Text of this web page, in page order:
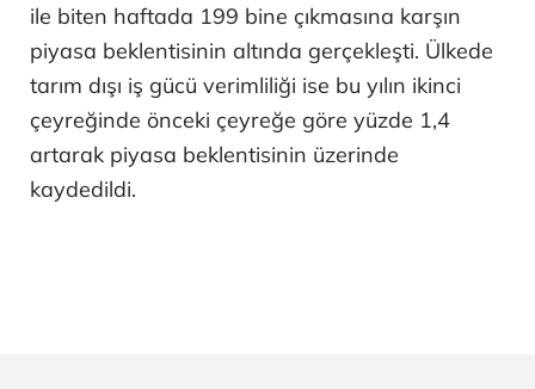
ile biten haftada 199 bine çıkmasına karşın
piyasa beklentisinin altında gerçekleşti. Ülkede
tarım dışı iş gücü verimliliği ise bu yılın ikinci
çeyreğinde önceki çeyreğe göre yüzde 1,4
artarak piyasa beklentisinin üzerinde
kaydedildi.